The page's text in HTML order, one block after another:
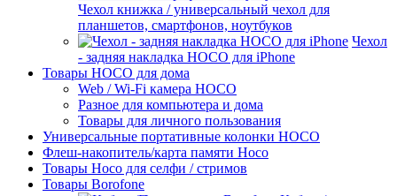
Чехол книжка / универсальный чехол для
планшетов, смартфонов, ноутбуков
Чехол
- задняя накладка HOCO для iPhone
Товары HOCO для дома
Web / Wi-Fi камера HOCO
Разное для компьютера и дома
Товары для личного пользования
Универсальные портативные колонки HOCO
Флеш-накопитель/карта памяти Hoco
Товары Hoco для селфи / стримов
Товары Borofone